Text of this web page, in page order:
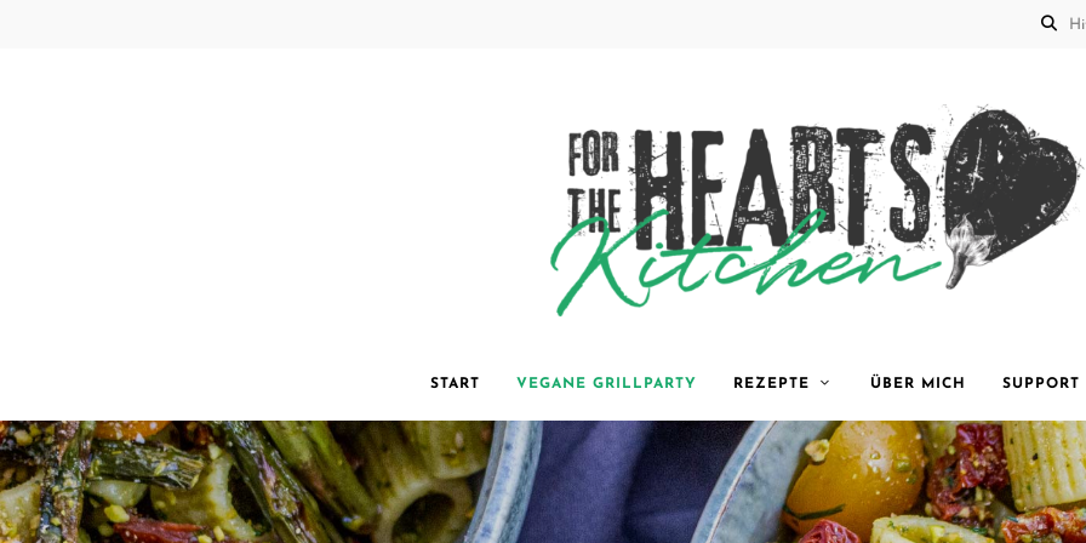
for the
Hearts
START VEGANE GRILLPARTY REZEPTE ÜBER MICH SUPPORT